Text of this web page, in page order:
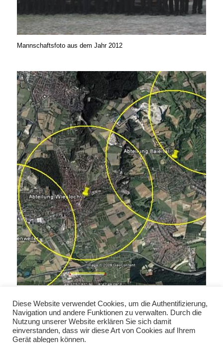
Mannschaftsfoto aus dem Jahr 2012
Feuerwehrhaus in Wiesloch (Quelle: maps.google.com)
Diese Website verwendet Cookies, um die Authentifizierung,
Navigation und andere Funktionen zu verwalten. Durch die
Nutzung unserer Website erklären Sie sich damit
einverstanden, dass wir diese Art von Cookies auf Ihrem
Gerät ablegen können.